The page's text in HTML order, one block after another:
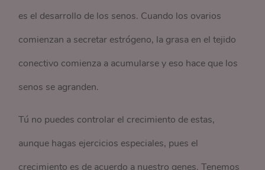
es el desarrollo de los senos. Cuando los ovarios
comienzan a secretar estrógeno, la grasa en el tejido
conectivo comienza a acumularse y eso hace que los
senos se agranden.
Tú no puedes controlar el crecimiento de estas,
aunque hagas ejercicios especiales, pues el
crecimiento es de acuerdo a nuestro genes. Tenemos